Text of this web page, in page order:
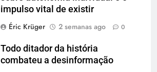
impulso vital de existir
Éric Krüger
2 semanas ago 0
Todo ditador da história
combateu a desinformação